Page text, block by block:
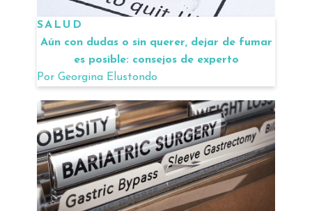
SALUD
Aún con dudas o sin querer, dejar de fumar
es posible: consejos de experto
Por Georgina Elustondo